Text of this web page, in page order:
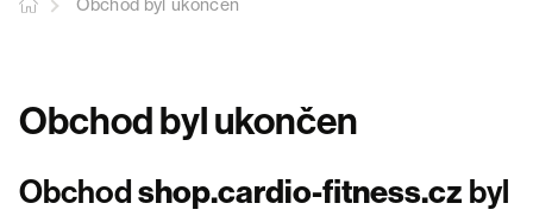
Obchod byl ukončen
Obchod byl ukončen
Obchodshop.cardio-fitness.cz byl